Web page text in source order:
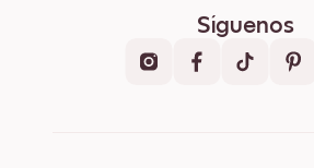
Síguenos